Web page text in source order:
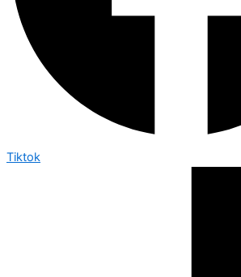
Tiktok